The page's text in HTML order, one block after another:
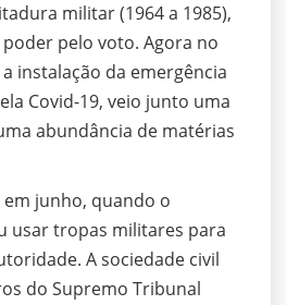
militar (1964 a 1985),
pelo voto. Agora no
instalação da emergência
Covid-19, veio junto uma
abundância de matérias
em junho, quando o
usar tropas militares para
A sociedade civil
do Supremo Tribunal